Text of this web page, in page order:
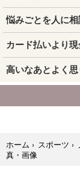
ホーム › スポーツ ›
真・画像